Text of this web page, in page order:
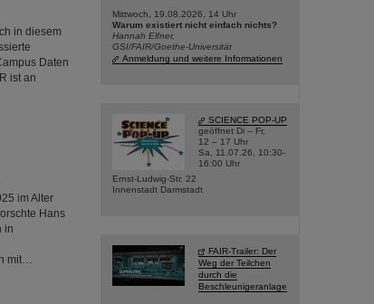
in diesem
Daten
ist an
im Alter
Hans
in
mit…
Mittwoch, 19.08.2026, 14 Uhr
Warum existiert nicht einfach nichts?
Hannah Elfner,
GSI/FAIR/Goethe-Universität
Anmeldung und weitere Informationen
SCIENCE POP-UP
geöffnet Di – Fr,
12 – 17 Uhr
Sa, 11.07.26, 10:30-
16:00 Uhr
Ernst-Ludwig-Str. 22
Innenstadt Darmstadt
FAIR-Trailer: Der
Weg der Teilchen
durch die
Beschleunigeranlage